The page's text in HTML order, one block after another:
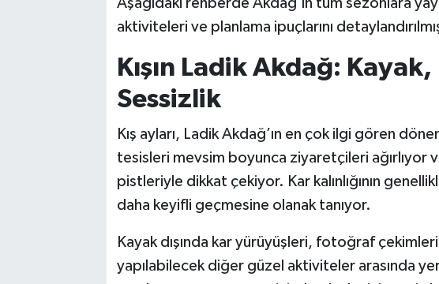
Aşağıdaki rehberde Akdağ’ın tüm sezonlara
aktiviteleri ve planlama ipuçlarını
Kışın Ladik Akdağ:
Sessizlik
Kış ayları, Ladik Akdağ’ın en çok ilgi gören
tesisleri mevsim boyunca ziyaretçileri ağırlıyor
pistleriyle dikkat çekiyor. Kar kalınlığının
daha keyifli geçmesine olanak tanıyor.
Kayak dışında kar yürüyüşleri, fotoğraf çekimleri
yapılabilecek diğer güzel aktiviteler arasında